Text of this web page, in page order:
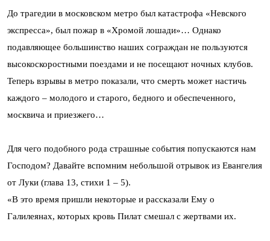
До трагедии в московском метро был катастрофа «Невского
экспресса», был пожар в «Хромой лошади»… Однако
подавляющее большинство наших сограждан не пользуются
высокоскоростными поездами и не посещают ночных клубов.
Теперь взрывы в метро показали, что смерть может настичь
каждого – молодого и старого, бедного и обеспеченного,
москвича и приезжего…
Для чего подобного рода страшные события попускаются нам
Господом? Давайте вспомним небольшой отрывок из Евангелия
от Луки (глава 13, стихи 1 – 5).
«В это время пришли некоторые и рассказали Ему о
Галилеянах, которых кровь Пилат смешал с жертвами их.